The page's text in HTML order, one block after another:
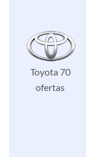
Toyota 70
ofertas